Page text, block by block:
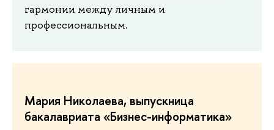
гармонии между личным и
профессиональным.
Мария Николаева, выпускница
бакалавриата «Бизнес-информатика»